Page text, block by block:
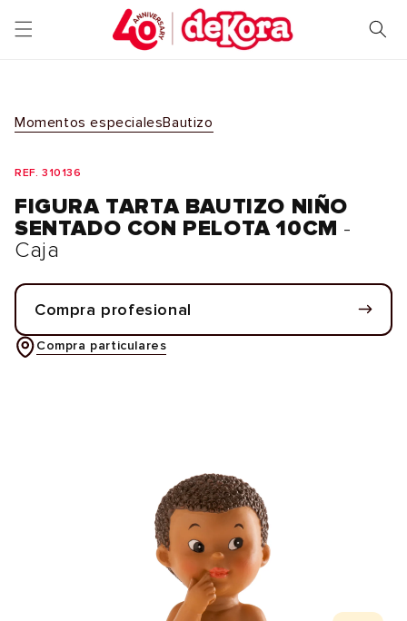
directamente
al contenido
Momentos especialesBautizo
REF. 310136
FIGURA TARTA BAUTIZO NIÑO
SENTADO CON PELOTA 10CM -
Caja
Compra profesional
Compra particulares